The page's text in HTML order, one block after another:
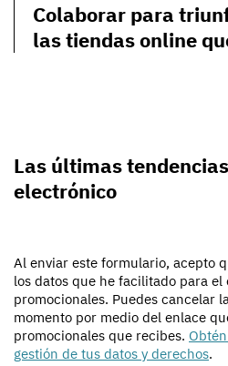
Colaborar para
las tiendas online
Las últimas
electrónico
Al enviar este formulario, acepto
los datos que he facilitado para
promocionales. Puedes cancelar
momento por medio del enlace
promocionales que recibes.
gestión de tus datos y derechos.